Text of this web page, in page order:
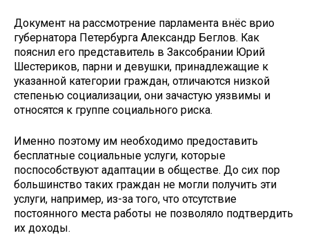
Документ на рассмотрение парламента внёс врио
губернатора Петербурга Александр Беглов. Как
пояснил его представитель в Заксобрании Юрий
Шестериков, парни и девушки, принадлежащие к
указанной категории граждан, отличаются низкой
степенью социализации, они зачастую уязвимы и
относятся к группе социального риска.
Именно поэтому им необходимо предоставить
бесплатные социальные услуги, которые
поспособствуют адаптации в обществе. До сих пор
большинство таких граждан не могли получить эти
услуги, например, из-за того, что отсутствие
постоянного места работы не позволяло подтвердить
их доходы.